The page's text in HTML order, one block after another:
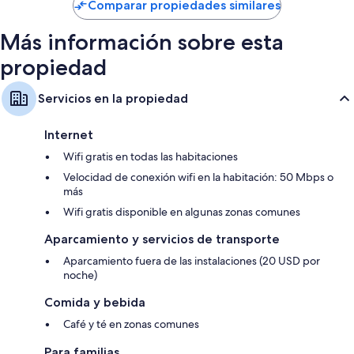
Comparar propiedades similares
Más información sobre esta
propiedad
Servicios en la propiedad
Internet
Wifi gratis en todas las habitaciones
Velocidad de conexión wifi en la habitación: 50 Mbps o
más
Wifi gratis disponible en algunas zonas comunes
Aparcamiento y servicios de transporte
Aparcamiento fuera de las instalaciones (20 USD por
noche)
Comida y bebida
Café y té en zonas comunes